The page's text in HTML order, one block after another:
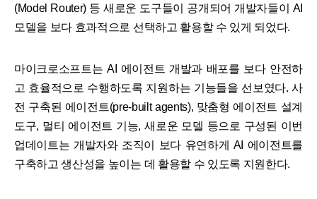
(Model Router) 등 새로운 도구들이 공개되어 개발자들이 AI
모델을 보다 효과적으로 선택하고 활용할 수 있게 되었다.
마이크로소프트는 AI 에이전트 개발과 배포를 보다 안전하
고 효율적으로 수행하도록 지원하는 기능들을 선보였다. 사
전 구축된 에이전트(pre-built agents), 맞춤형 에이전트 설계
도구, 멀티 에이전트 기능, 새로운 모델 등으로 구성된 이번
업데이트는 개발자와 조직이 보다 유연하게 AI 에이전트를
구축하고 생산성을 높이는 데 활용할 수 있도록 지원한다.